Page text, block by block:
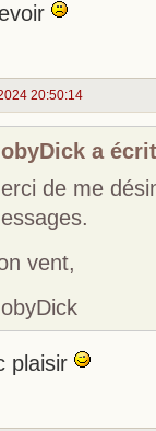
20:50:14
a
de me
vent,
plaisir